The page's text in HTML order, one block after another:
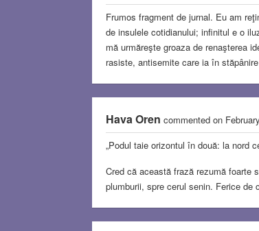
Frumos fragment de jurnal. Eu am
de insulele cotidianului; infinitul e o
mă urmăreşte groaza de renaşterea
rasiste, antisemite care ia în
Hava Oren commented on
„Podul taie orizontul în două: la nord
Cred că această frază rezumă foarte
plumburii, spre cerul senin. Ferice de